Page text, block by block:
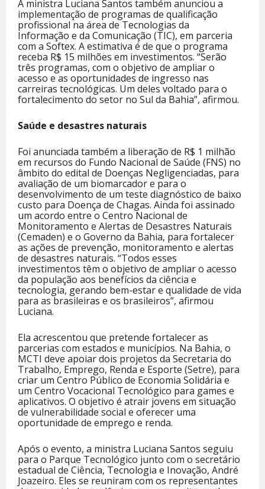
A ministra Luciana Santos também anunciou a
implementação de programas de qualificação
profissional na área de Tecnologias da
Informação e da Comunicação (TIC), em parceria
com a Softex. A estimativa é de que o programa
receba R$ 15 milhões em investimentos. “Serão
três programas, com o objetivo de ampliar o
acesso e as oportunidades de ingresso nas
carreiras tecnológicas. Um deles voltado para o
fortalecimento do setor no Sul da Bahia”, afirmou.
Saúde e desastres naturais
Foi anunciada também a liberação de R$ 1 milhão
em recursos do Fundo Nacional de Saúde (FNS) no
âmbito do edital de Doenças Negligenciadas, para
avaliação de um biomarcador e para o
desenvolvimento de um teste diagnóstico de baixo
custo para Doença de Chagas. Ainda foi assinado
um acordo entre o Centro Nacional de
Monitoramento e Alertas de Desastres Naturais
(Cemaden) e o Governo da Bahia, para fortalecer
as ações de prevenção, monitoramento e alertas
de desastres naturais. “Todos esses
investimentos têm o objetivo de ampliar o acesso
da população aos benefícios da ciência e
tecnologia, gerando bem-estar e qualidade de vida
para as brasileiras e os brasileiros”, afirmou
Luciana.
Ela acrescentou que pretende fortalecer as
parcerias com estados e municípios. Na Bahia, o
MCTI deve apoiar dois projetos da Secretaria do
Trabalho, Emprego, Renda e Esporte (Setre), para
criar um Centro Público de Economia Solidária e
um Centro Vocacional Tecnológico para games e
aplicativos. O objetivo é atrair jovens em situação
de vulnerabilidade social e oferecer uma
oportunidade de emprego e renda.
Após o evento, a ministra Luciana Santos seguiu
para o Parque Tecnológico junto com o secretário
estadual de Ciência, Tecnologia e Inovação, André
Joazeiro. Eles se reuniram com os representantes